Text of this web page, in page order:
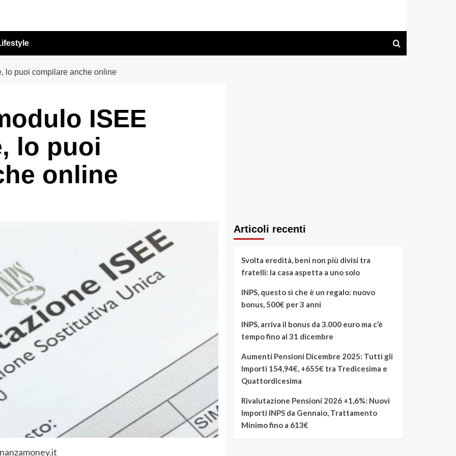
lo puoi compilare anche online
ISEE
lo puoi
online
Articoli recenti
Svolta eredità, beni non più divisi tra
fratelli: la casa aspetta a uno solo
INPS, questo sì che è un regalo: nuovo
bonus, 500€ per 3 anni
INPS, arriva il bonus da 3.000 euro ma c’è
tempo fino al 31 dicembre
Aumenti Pensioni Dicembre 2025: Tutti gli
Importi 154,94€, +655€ tra Tredicesima e
Quattordicesima
Rivalutazione Pensioni 2026 +1,6%: Nuovi
Importi INPS da Gennaio, Trattamento
Minimo fino a 613€